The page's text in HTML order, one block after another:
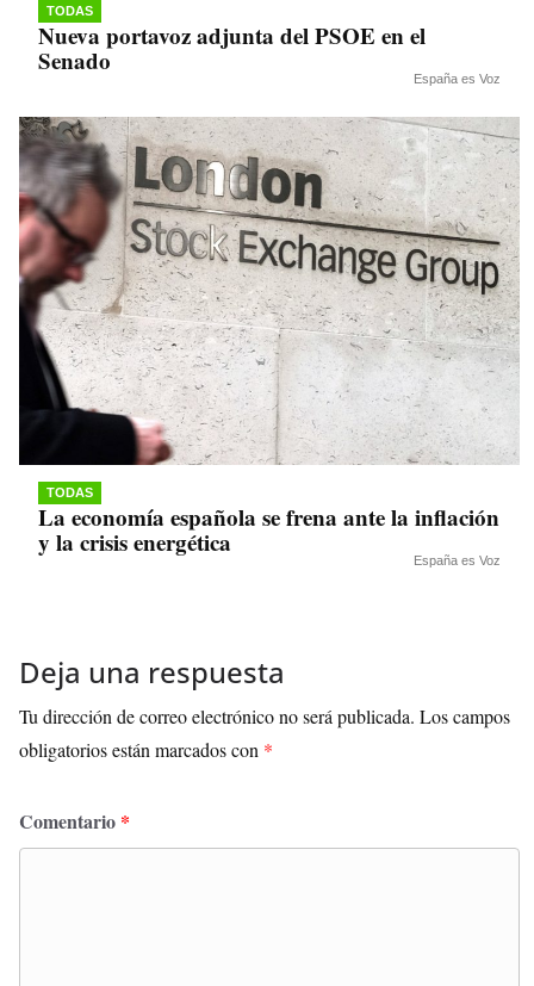
TODAS
Nueva portavoz adjunta del PSOE en el
Senado
España es Voz
TODAS
La economía española se frena ante la inflación
y la crisis energética
España es Voz
Deja una respuesta
Tu dirección de correo electrónico no será publicada. Los campos
obligatorios están marcados con *
Comentario *